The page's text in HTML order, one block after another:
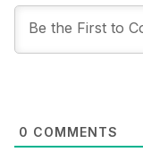
0 COMMENTS